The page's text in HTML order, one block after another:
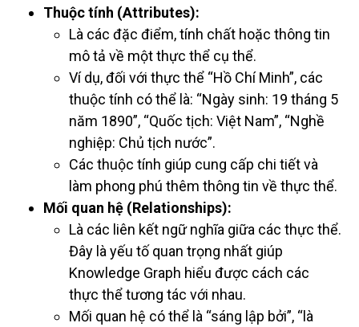
Thuộc tính (Attributes):
Là các đặc điểm, tính chất hoặc thông tin
mô tả về một thực thể cụ thể.
Ví dụ, đối với thực thể “Hồ Chí Minh”, các
thuộc tính có thể là: “Ngày sinh: 19 tháng 5
năm 1890”, “Quốc tịch: Việt Nam”, “Nghề
nghiệp: Chủ tịch nước”.
Các thuộc tính giúp cung cấp chi tiết và
làm phong phú thêm thông tin về thực thể.
Mối quan hệ (Relationships):
Là các liên kết ngữ nghĩa giữa các thực thể.
Đây là yếu tố quan trọng nhất giúp
Knowledge Graph hiểu được cách các
thực thể tương tác với nhau.
Mối quan hệ có thể là “sáng lập bởi”, “là